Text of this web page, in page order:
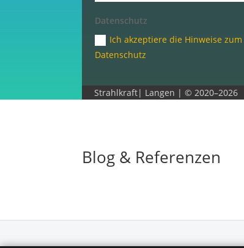
Datenschutz
Ich akzeptiere die Hinweise zum
Datenschutz
Strahlkraft| Langen | ©
Blog & Referenzen